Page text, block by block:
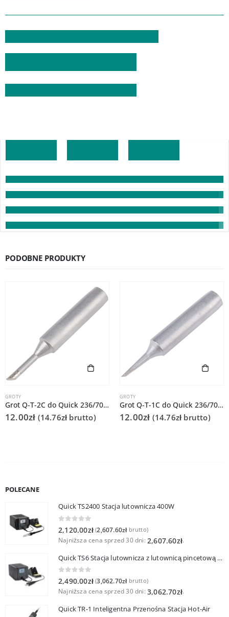
PODOBNE PRODUKTY
GROTY
Grot Q-T-2C do Quick 236/706/936A/3104/3102/TS1100
12.00zł (14.76zł brutto)
GROTY
Grot Q-T-1C do Quick 236/706/936A/3104/3102/TS1100
12.00zł (14.76zł brutto)
POLECANE
Quick TS2400 Stacja lutownicza 400W
2,120.00zł (2,607.60złbrutto)
Najniższa cena sprzed 30 dni: 2,607.60zł.
Quick TS6 Stacja lutownicza z lutownicą pincetową 60W
0 out of 5
2,490.00zł (3,062.70złbrutto)
Najniższa cena sprzed 30 dni: 3,062.70zł.
Quick TR-1 Inteligentna Przenośna Stacja Hot-Air